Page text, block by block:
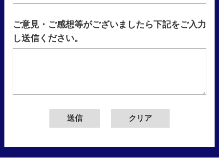
ご意見・ご感想等がございましたら下記をご入力
し送信ください。